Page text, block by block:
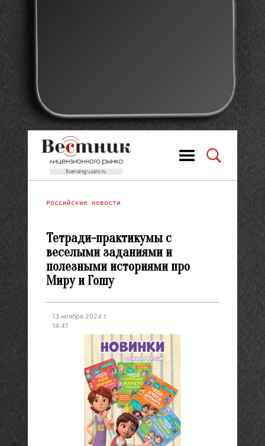
Российские новости
Тетради-практикумы с
веселыми заданиями и
полезными историями про
Миру и Гошу
13 ноября 2024 г.
14:41